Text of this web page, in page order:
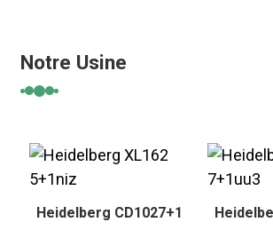
Notre Usine
Heidelberg CD1027+1